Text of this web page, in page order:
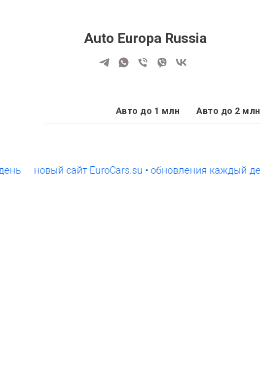
Auto Europa Russia
Авто до 1 млн Авто до 2 млн
новый сайт EuroCars.su • обновления каждый день